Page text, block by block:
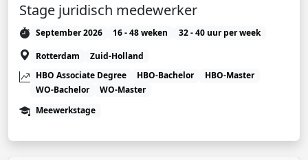
Stage juridisch medewerker
September 2026 16 - 48 weken
32 - 40 uur per week
Rotterdam
Zuid-Holland
HBO Associate Degree
HBO-Bachelor
HBO-Master
WO-Bachelor
WO-Master
Meewerkstage